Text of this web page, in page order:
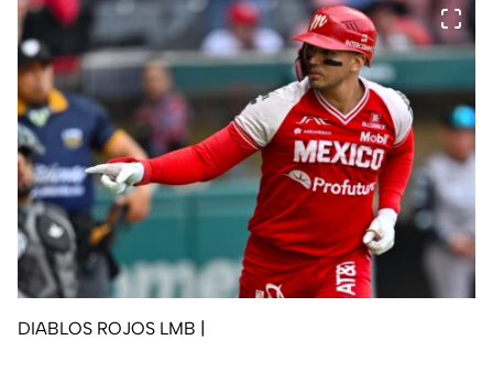
DIABLOS ROJOS LMB |